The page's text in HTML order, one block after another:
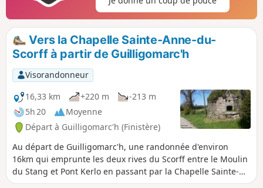
Vers la Chapelle Sainte-Anne-du-
Scorff à partir de Guilligomarc'h
Visorandonneur
16,33 km
+220 m
-213 m
5h 20
Moyenne
Départ à Guilligomarc'h (Finistère)
Au départ de Guilligomarc'h, une randonnée d'environ
16km qui emprunte les deux rives du Scorff entre le Moulin
du Stang et Pont Kerlo en passant par la Chapelle Sainte-
Anne-du-Scorff et l'ancien moulin à papier du Paou. Elle